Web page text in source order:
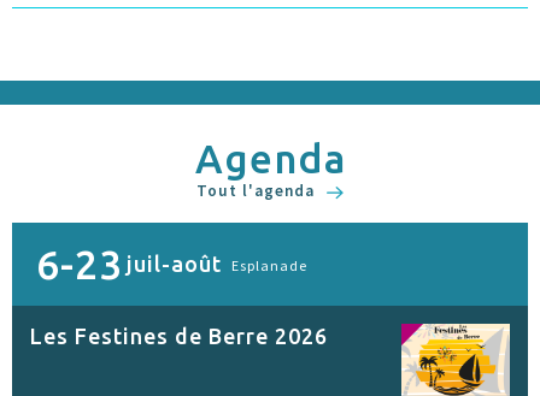
Agenda
Tout l'agenda
6-23 juil-août Esplanade
Les Festines de Berre 2026